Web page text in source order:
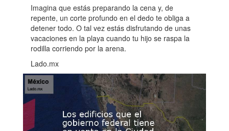
Imagina que estás preparando la cena y, de
repente, un corte profundo en el dedo te obliga a
detener todo. O tal vez estás disfrutando de unas
vacaciones en la playa cuando tu hijo se raspa la
rodilla corriendo por la arena.
Lado.mx